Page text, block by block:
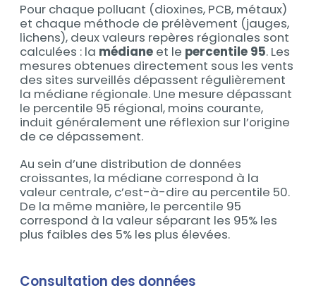
Pour chaque polluant (dioxines, PCB, métaux)
et chaque méthode de prélèvement (jauges,
lichens), deux valeurs repères régionales sont
calculées : la médiane et le percentile 95. Les
mesures obtenues directement sous les vents
des sites surveillés dépassent régulièrement
la médiane régionale. Une mesure dépassant
le percentile 95 régional, moins courante,
induit généralement une réflexion sur l’origine
de ce dépassement.
Au sein d’une distribution de données
croissantes, la médiane correspond à la
valeur centrale, c’est-à-dire au percentile 50.
De la même manière, le percentile 95
correspond à la valeur séparant les 95% les
plus faibles des 5% les plus élevées.
Consultation des données